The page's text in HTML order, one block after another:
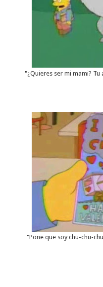
"¿Quieres ser mi mami?
"Pone que soy chu-chu-